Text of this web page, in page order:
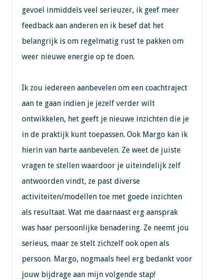
gevoel inmiddels veel serieuzer, ik geef meer
feedback aan anderen en ik besef dat het
belangrijk is om regelmatig rust te pakken om
weer nieuwe energie op te doen.
Ik zou iedereen aanbevelen om een coachtraject
aan te gaan indien je jezelf verder wilt
ontwikkelen, het geeft je nieuwe inzichten die je
in de praktijk kunt toepassen. Ook Margo kan ik
hierin van harte aanbevelen. Ze weet de juiste
vragen te stellen waardoor je uiteindelijk zelf
antwoorden vindt, ze past diverse
activiteiten/modellen toe met goede inzichten
als resultaat. Wat me daarnaast erg aansprak
was haar persoonlijke benadering. Ze neemt jou
serieus, maar ze stelt zichzelf ook open als
persoon. Margo, nogmaals heel erg bedankt voor
jouw bijdrage aan mijn volgende stap!